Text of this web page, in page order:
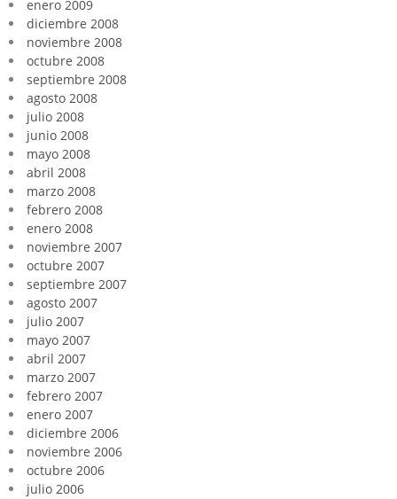
enero 2009
diciembre 2008
noviembre 2008
octubre 2008
septiembre 2008
agosto 2008
julio 2008
junio 2008
mayo 2008
abril 2008
marzo 2008
febrero 2008
enero 2008
noviembre 2007
octubre 2007
septiembre 2007
agosto 2007
julio 2007
mayo 2007
abril 2007
marzo 2007
febrero 2007
enero 2007
diciembre 2006
noviembre 2006
octubre 2006
julio 2006